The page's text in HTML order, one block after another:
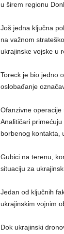
u širem regionu
Još jedna ključna
na važnom
ukrajinske vojske u
Toreck je bio jedno
oslobađanje
Ofanzivne operacije
Analitičari
borbenog kontakta,
Gubici na terenu,
situaciju za
Jedan od ključnih
ukrajinskim vojnim
Dok ukrajinski